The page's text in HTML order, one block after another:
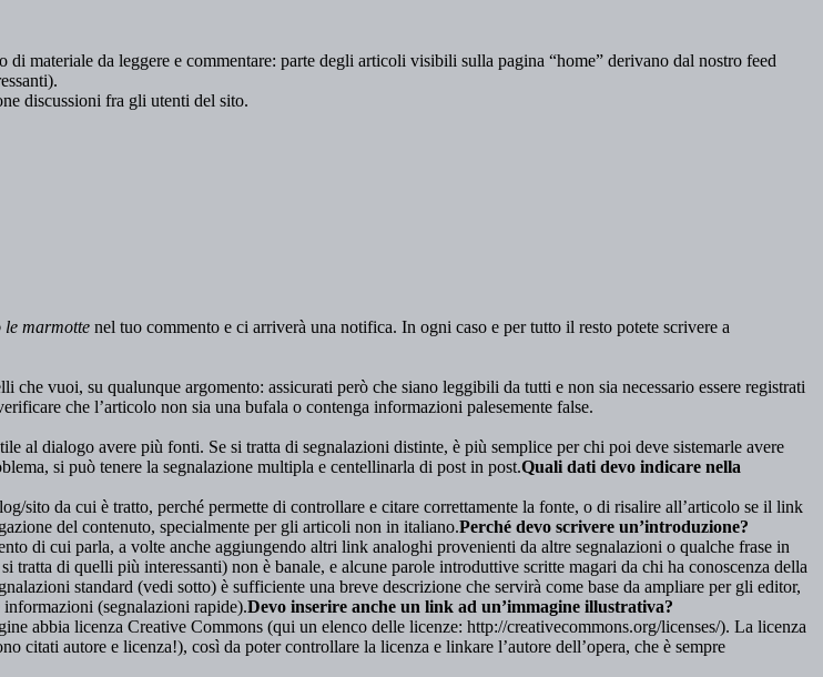
materiale da leggere e commentare: parte degli articoli visibili sulla pagina “home” derivano dal nostro feed
discussioni fra gli utenti del sito.
le marmotte nel tuo commento e ci arriverà una notifica. In ogni caso e per tutto il resto potete scrivere a
vuoi, su qualunque argomento: assicurati però che siano leggibili da tutti e non sia necessario essere registrati
che l’articolo non sia una bufala o contenga informazioni palesemente false.
al dialogo avere più fonti. Se si tratta di segnalazioni distinte, è più semplice per chi poi deve sistemarle avere
si può tenere la segnalazione multipla e centellinarla di post in post.Quali dati devo indicare nella
sito da cui è tratto, perché permette di controllare e citare correttamente la fonte, o di risalire all’articolo se il link
del contenuto, specialmente per gli articoli non in italiano.Perché devo scrivere un’introduzione?
di cui parla, a volte anche aggiungendo altri link analoghi provenienti da altre segnalazioni o qualche frase in
di quelli più interessanti) non è banale, e alcune parole introduttive scritte magari da chi ha conoscenza della
standard (vedi sotto) è sufficiente una breve descrizione che servirà come base da ampliare per gli editor,
(segnalazioni rapide).Devo inserire anche un link ad un’immagine illustrativa?
abbia licenza Creative Commons (qui un elenco delle licenze: http://creativecommons.org/licenses/). La licenza
autore e licenza!), così da poter controllare la licenza e linkare l’autore dell’opera, che è sempre